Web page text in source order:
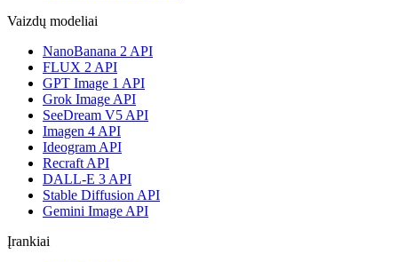
Vaizdų modeliai
NanoBanana 2 API
FLUX 2 API
GPT Image 1 API
Grok Image API
SeeDream V5 API
Imagen 4 API
Ideogram API
Recraft API
DALL-E 3 API
Stable Diffusion API
Gemini Image API
Įrankiai